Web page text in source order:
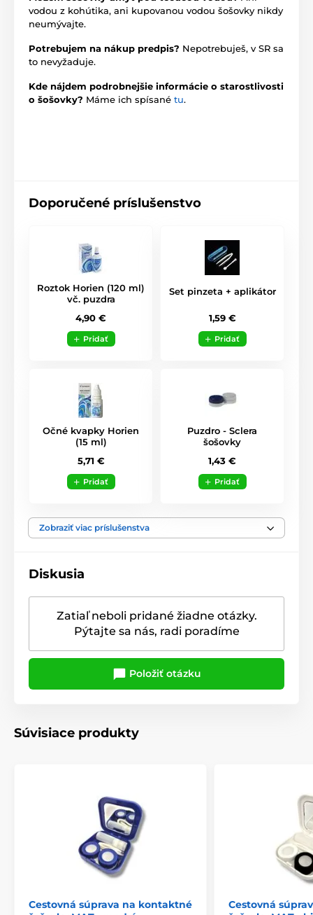
vodou z kohútika, ani kupovanou vodou šošovky nikdy
neumývajte.
Potrebujem na nákup predpis? Nepotrebuješ, v SR sa
to nevyžaduje.
Kde nájdem podrobnejšie informácie o starostlivosti
o šošovky? Máme ich spísané tu.
Doporučené príslušenstvo
Roztok Horien (120 ml)
vč. puzdra
4,90 €
Pridať
Set pinzeta + aplikátor
1,59 €
Pridať
Očné kvapky Horien
(15 ml)
5,71 €
Pridať
Puzdro - Sclera
šošovky
1,43 €
Pridať
Zobraziť viac príslušenstva
Diskusia
Zatiaľ neboli pridané žiadne otázky.
Pýtajte sa nás, radi poradíme
Položiť otázku
Súvisiace produkty
Cestovná súprava na kontaktné
Cestovná